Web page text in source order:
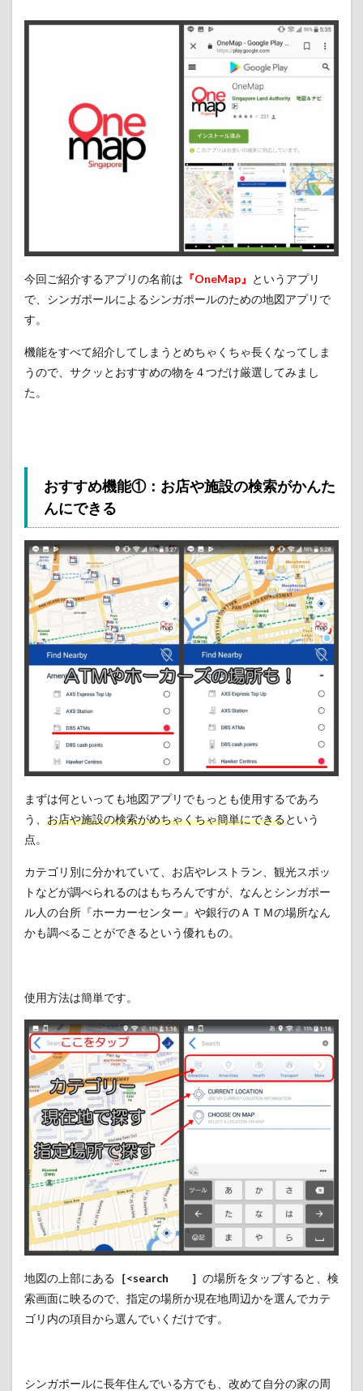
今回ご紹介するアプリの名前は 『OneMap』 というアプリ
で、シンガポールによるシンガポールのための地図アプリで
す。
機能をすべて紹介してしまうとめちゃくちゃ長くなってしま
うので、サクッとおすすめの物を４つだけ厳選してみまし
た。
おすすめ機能①：お店や施設の検索がかんた
んにできる
まずは何といっても地図アプリでもっとも使用するであろ
う、 お店や施設の検索がめちゃくちゃ簡単にできるという
点。
カテゴリ別に分かれていて、お店やレストラン、観光スポッ
トなどが調べられるのはもちろんですが、なんとシンガポー
ル人の台所『ホーカーセンター』や銀行のＡＴＭの場所なん
かも調べることができるという優れもの。
使用方法は簡単です。
地図の上部にある ［<search ］ の場所をタップすると、検
索画面に映るので、指定の場所か現在地周辺かを選んでカテ
ゴリ内の項目から選んでいくだけです。
シンガポールに長年住んでいる方でも、改めて自分の家の周